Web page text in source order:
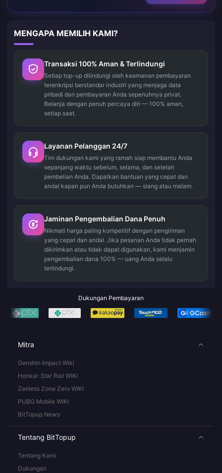
MENGAPA MEMILIH KAMI?
Transaksi 100% Aman & Terlindungi
Setiap top-up dilindungi oleh keamanan pembayaran
terenkripsi berstandar industri yang menjaga data
pribadi dan pembayaran Anda sepenuhnya privat.
Belanja dengan penuh percaya diri — 100% aman,
setiap saat.
Layanan Pelanggan 24/7
Tim dukungan kami yang ramah siap membantu Anda
sepanjang waktu sebelum, selama, dan setelah
pembelian Anda. Dapatkan bantuan yang cepat dan
andal kapan pun Anda butuhkan — siang atau malam.
Jaminan Pengembalian Dana Penuh
Nikmati harga paling kompetitif dengan pengiriman
yang cepat dan andal. Jika pesanan Anda tidak pernah
dikirimkan atau tidak dapat digunakan, kami menjamin
pengembalian dana 100% — uang Anda selalu
terlindungi.
Dukungan Pembayaran
Mitra
Genshin Impact Wiki
Honkai: Star Rail WIKI
Zenless Zone Zero WIKI
PUBG Mobile WIKI
BitTopup News
Tentang BitTopup
Tentang Kami
Dukungan